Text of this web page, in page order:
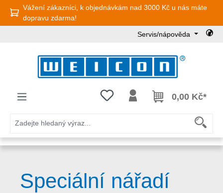
Přejít na hlavní obsah
Vážení zákazníci, k objednávkám nad 3000 Kč u nás máte
dopravu zdarma!
Servis/nápověda
Máte 0 položky v seznamu přání
0,00 Kč*
Speciální nářadí